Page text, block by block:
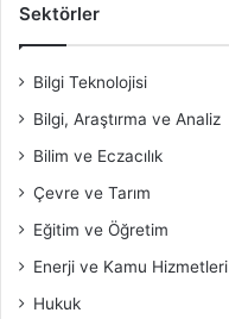
Sektörler
Bilgi Teknolojisi
Bilgi, Araştırma ve Analiz
Bilim ve Eczacılık
Çevre ve Tarım
Eğitim ve Öğretim
Enerji ve Kamu Hizmetleri
Hukuk